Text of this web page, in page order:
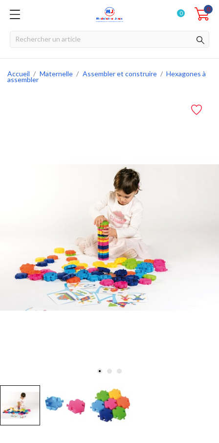
0
0
Accueil Maternelle Assembler et construire Hexagones à
assembler